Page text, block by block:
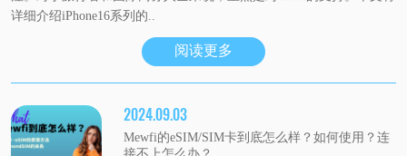
详细介绍iPhone16系列的..
阅读更多
2024.09.03
Mewfi的eSIM/SIM卡到底怎么样？如何使用？连
接不上怎么办？